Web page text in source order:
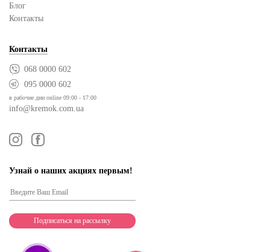
Блог
Контакты
Контакты
068 0000 602
095 0000 602
в рабочие дни online 09:00 - 17:00
info@kremok.com.ua
Узнай о наших акциях первым!